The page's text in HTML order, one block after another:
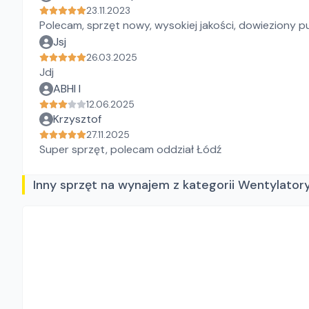
23.11.2023
Polecam, sprzęt nowy, wysokiej jakości, dowieziony
Jsj
26.03.2025
Jdj
ABHI I
12.06.2025
Krzysztof
27.11.2025
Super sprzęt, polecam oddział Łódź
Inny sprzęt na wynajem z kategorii